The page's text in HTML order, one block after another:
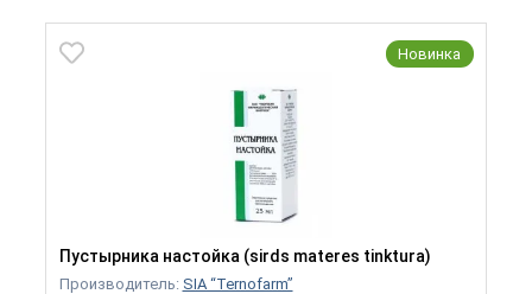
Новинка
Пустырника настойка (sirds materes tinktura)
Производитель: SIA “Ternofarm”